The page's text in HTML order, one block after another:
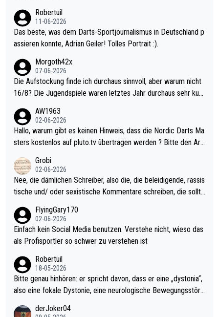
Robertuil
11-06-2026
Das beste, was dem Darts-Sportjournalismus in Deutschland p
assieren konnte, Adrian Geiler! Tolles Portrait :).
Morgoth42x
07-06-2026
Die Aufstockung finde ich durchaus sinnvoll, aber warum nicht
16/8? Die Jugendspiele waren letztes Jahr durchaus sehr kurz
Allerdings ist Mitchell Lawrie als Nummer 1 der Welt eh qualifi
ziert. Somit ändert die automatische Qualifikation des Weltmei
sters erstmal nichts. Ich denke sie wollen damit für nächstes J
ohl wenig WDF Turniere spielen. Dies war bei Archie Self letzt
es Jahr der Fall. Er musste als amtierender Weltmeister durch
den Qualifier und ich glaube kaum, dass Mitchel sich das (in Ve
gas) antun würde, wenn er doch eigentlich die PDC-WM als Zi
el hat.
AW1963
02-06-2026
Hallo, warum gibt es keinen Hinweis, dass die Nordic Darts Ma
sters kostenlos auf pluto.tv übertragen werden ? Bitte den Arti
Grobi
02-06-2026
Nee, die dämlichen Schreiber, also die, die beleidigende, rassis
tische und/ oder sexistische Kommentare schreiben, die sollte
s Leben in den Griff kriegen. Nur eins wundert mich: Luke Little
r war doch neulich erst derjenige, der über Social Media GvV p
rovoziert hat. Und Littlers Mutter schießt öfters mal gegen Ric
FlyingGary170
02-06-2026
Einfach kein Social Media benutzen. Verstehe nicht, wieso das
als Profisportler so schwer zu verstehen ist
Robertuil
18-05-2026
Bitte genau hinhören: er spricht davon, dass er eine „dystonia“,
also eine fokale Dystonie, eine neurologische Bewegungsstöru
erden, im Arm hat. Und, dass Medikamente ihm helfen! Ich glau
derJoker04